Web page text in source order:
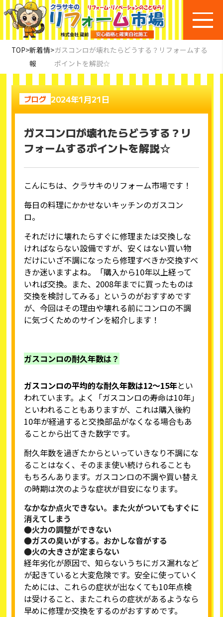
TOP>新着情
報
>ガスコンロが壊れたらどうする？リフォームする
ポイントを解説☆
ブログ 2024年1月21日
ガスコンロが壊れたらどうする？リ
フォームするポイントを解説☆
こんにちは、クラサキのリフォーム市場です！
毎日の料理にかかせないキッチンのガスコン
ロ。
それだけに壊れたらすぐに修理または交換しな
ければならない設備ですが、安くはない買い物
だけにいざ不調になったら修理すべきか交換すべ
きか迷いますよね。「購入から10年以上経って
いれば交換。また、2008年までに買ったものは
交換を検討してみる」というのがおすすめです
が、今回はその理由や壊れる前にコンロの不調
に気づくためのサインを紹介します！
ガスコンロの耐久年数は？
ガスコンロの平均的な耐久年数は12～15年とい
われています。よく「ガスコンロの寿命は10年」
といわれることもありますが、これは購入後約
10年が経過すると交換部品がなくなる場合もあ
ることから出てきた数字です。
耐久年数を過ぎたからといっていきなり不調にな
ることはなく、そのまま使い続けられることも
もちろんあります。ガスコンロの不調や買い替え
の時期は次のような症状が目安になります。
なかなか点火できない。また火がついてもすぐに
消えてしまう
●火力の調整ができない
●ガスの臭いがする。おかしな音がする
●火の大きさが定まらない
経年劣化が原因で、知らないうちにガス漏れなど
が起きていると大変危険です。安全に使っていく
ためには、これらの症状が出なくても10年点検
は受けること、またこれらの症状があるようなら
早めに修理か交換をするのがおすすめです。